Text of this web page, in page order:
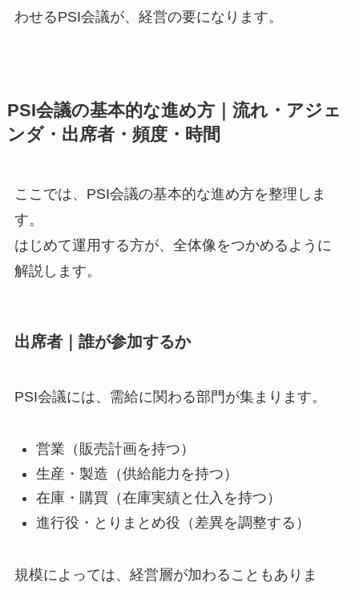
わせるPSI会議が、経営の要になります。
PSI会議の基本的な進め方｜流れ・アジェ
ンダ・出席者・頻度・時間
ここでは、PSI会議の基本的な進め方を整理しま
す。
はじめて運用する方が、全体像をつかめるように
解説します。
出席者｜誰が参加するか
PSI会議には、需給に関わる部門が集まります。
営業（販売計画を持つ）
生産・製造（供給能力を持つ）
在庫・購買（在庫実績と仕入を持つ）
進行役・とりまとめ役（差異を調整する）
規模によっては、経営層が加わることもありま